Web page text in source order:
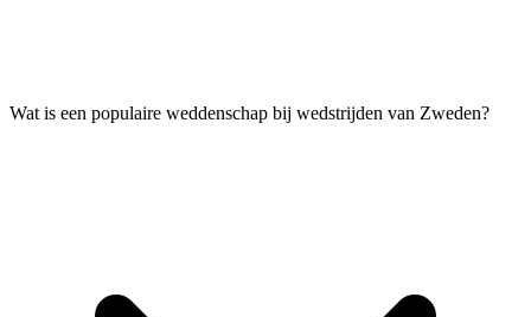
Wat is een populaire weddenschap bij wedstrijden van Zweden?